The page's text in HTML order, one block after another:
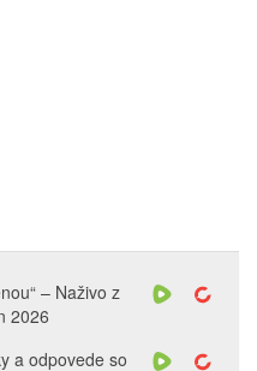
– Naživo z
2026
a odpovede so